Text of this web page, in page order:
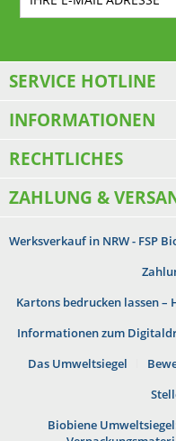
SERVICE HOTLINE
INFORMATIONEN
RECHTLICHES
ZAHLUNG &
Werksverkauf in NRW - FSP
Kartons bedrucken lassen
Informationen zum
Das Umweltsiegel
Biobiene